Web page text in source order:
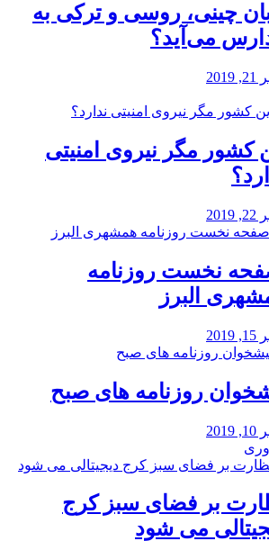
چینی، روسی و ترکی به
می‌آید؟
کشور مگر نیروی امنیتی
نخست روزنامه‌
البرز
روزنامه های صبح
بر فضای سبز کرج
می شود